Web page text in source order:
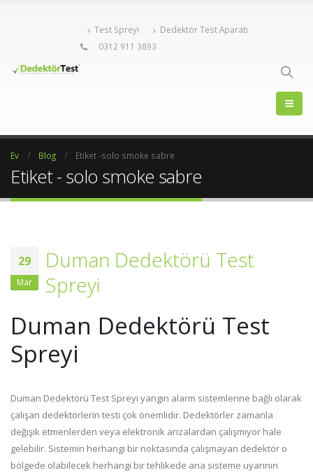
Test Spreyi
Dedektör Test Aparatı
0312 911 3893
Ev Blog Etiket -solo smoke sabre
Etiket - solo smoke sabre
29
Mar
Duman Dedektörü Test
Spreyi
Duman Dedektörü Test
Spreyi
Duman Dedektörü Test Spreyi yangın alarm sistemlerine bağlı olarak
çalışan dedektörlerin testi çok önemlidir. Dedektörler zamanla
değişik etmenlerden veya elektronik arızalardan çalışmıyor hale
gelebilir. Sistemin herhangi bir noktasında çalışmayan dedektör o
bölgede olabilecek herhangi bir tehlikede ana sisteme uyarının